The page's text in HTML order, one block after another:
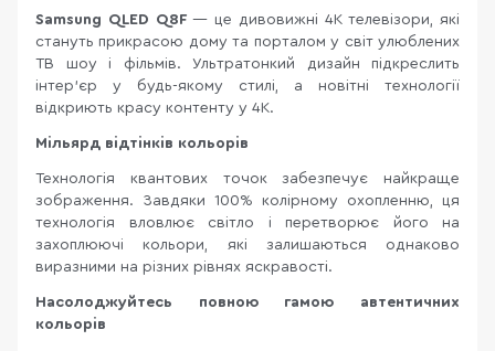
Samsung QLED Q8F— це дивовижні 4К телевізори, які
стануть прикрасою дому та порталом у світ улюблених
ТВ шоу і фільмів. Ультратонкий дизайн підкреслить
інтер'єр у будь-якому стилі, а новітні технології
відкриють красу контенту у 4К.
Мільярд відтінків кольорів
Технологія квантових точок забезпечує найкраще
зображення. Завдяки 100% колірному охопленню, ця
технологія вловлює світло і перетворює його на
захоплюючі кольори, які залишаються однаково
виразними на різних рівнях яскравості.
Насолоджуйтесь повною гамою автентичних
кольорів